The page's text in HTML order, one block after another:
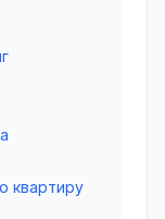
квартиру